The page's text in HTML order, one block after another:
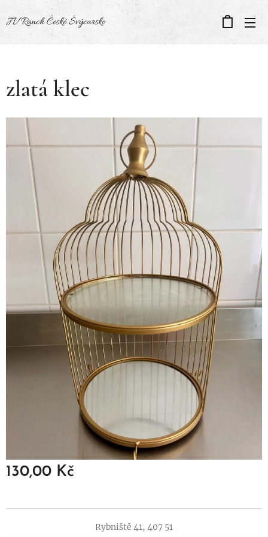
JV Ranch České Švýcarsko
zlatá klec
130,00 Kč
Rybniště 41, 407 51